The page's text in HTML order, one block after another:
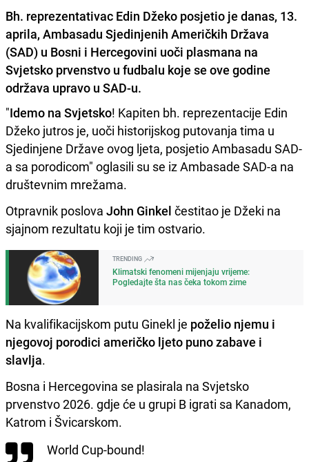
Bh. reprezentativac Edin Džeko posjetio je danas, 13.
aprila, Ambasadu Sjedinjenih Američkih Država
(SAD) u Bosni i Hercegovini uoči plasmana na
Svjetsko prvenstvo u fudbalu koje se ove godine
održava upravo u SAD-u.
"Idemo na Svjetsko! Kapiten bh. reprezentacije Edin
Džeko jutros je, uoči historijskog putovanja tima u
Sjedinjene Države ovog ljeta, posjetio Ambasadu SAD-
a sa porodicom" oglasili su se iz Ambasade SAD-a na
društevnim mrežama.
Otpravnik poslova John Ginkel čestitao je Džeki na
sjajnom rezultatu koji je tim ostvario.
TRENDING
Klimatski fenomeni mijenjaju vrijeme:
Pogledajte šta nas čeka tokom zime
Na kvalifikacijskom putu Ginekl je poželio njemu i
njegovoj porodici američko ljeto puno zabave i
slavlja.
Bosna i Hercegovina se plasirala na Svjetsko
prvenstvo 2026. gdje će u grupi B igrati sa Kanadom,
Katrom i Švicarskom.
World Cup-bound!